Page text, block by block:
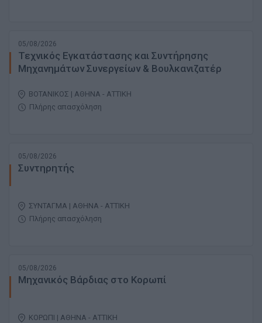
05/08/2026
Τεχνικός Εγκατάστασης και Συντήρησης
Μηχανημάτων Συνεργείων & Βουλκανιζατέρ
ΒΟΤΑΝΙΚΟΣ | ΑΘΗΝΑ - ΑΤΤΙΚΗ
Πλήρης απασχόληση
05/08/2026
Συντηρητής
ΣΥΝΤΑΓΜΑ | ΑΘΗΝΑ - ΑΤΤΙΚΗ
Πλήρης απασχόληση
05/08/2026
Μηχανικός Βάρδιας στο Κορωπί
ΚΟΡΩΠΙ | ΑΘΗΝΑ - ΑΤΤΙΚΗ